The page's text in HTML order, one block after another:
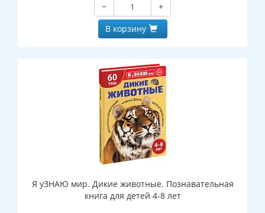
−
+
В корзину
Я уЗНАЮ мир. Дикие животные. Познавательная
книга для детей 4-8 лет